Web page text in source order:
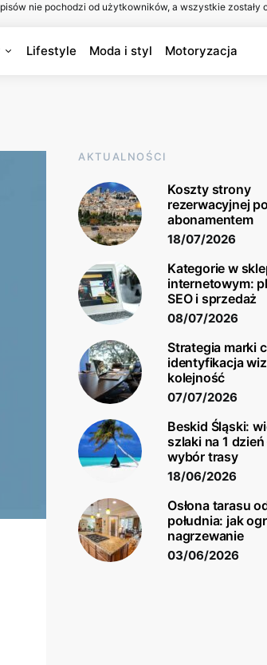
nie pochodzi od użytkowników, a wszystkie zostały
Lifestyle Moda i styl Motoryzacja
AKTUALNOŚCI
Koszty strony
rezerwacyjnej
abonamentem
18/07/2026
Kategorie w
internetowym:
SEO i sprzedaż
08/07/2026
Strategia marki
identyfikacja
kolejność
07/07/2026
Beskid Śląski:
szlaki na 1
wybór trasy
18/06/2026
Osłona tarasu
południa: jak
nagrzewanie
03/06/2026